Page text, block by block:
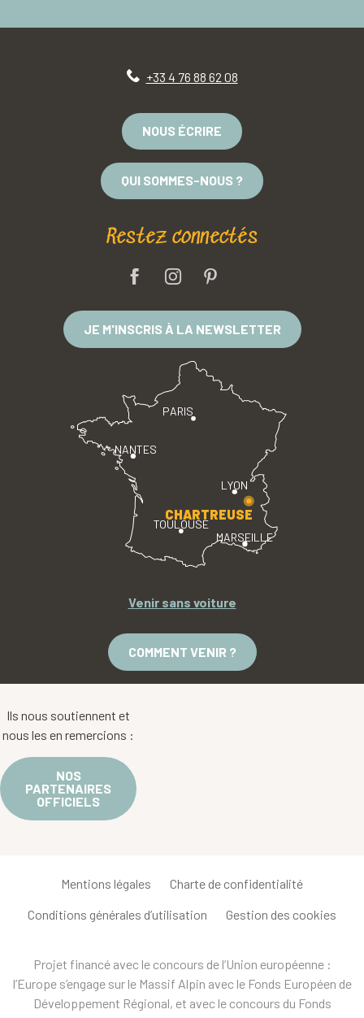
+33 4 76 88 62 08
NOUS ÉCRIRE
QUI SOMMES-NOUS ?
Restez connectés
JE M'INSCRIS À LA NEWSLETTER
PARIS
LYON
TOULOUSE
MARSEILLE
NANTES
CHARTREUSE
Venir sans voiture
COMMENT VENIR ?
Ils nous soutiennent et
nous les en remercions :
NOS
PARTENAIRES
OFFICIELS
Mentions légales Charte de confidentialité
Conditions générales d’utilisation Gestion des cookies
Projet financé avec le concours de l’Union européenne :
l’Europe s’engage sur le Massif Alpin avec le Fonds Européen de
Développement Régional, et avec le concours du Fonds